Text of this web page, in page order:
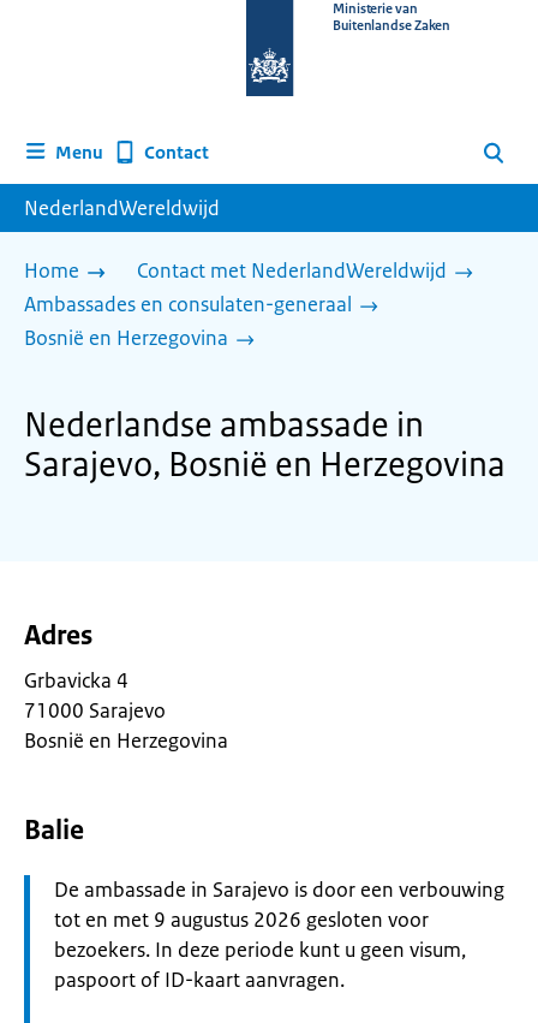
homepage
Ministerie van
Buitenlandse Zaken
Menu Contact Zoeken
NederlandWereldwijd
Home
Contact met NederlandWereldwijd
Ambassades en consulaten-generaal
Bosnië en Herzegovina
Nederlandse ambassade in
Sarajevo, Bosnië en Herzegovina
Adres
Grbavicka 4
71000 Sarajevo
Bosnië en Herzegovina
Balie
Let
op:
De ambassade in Sarajevo is door een verbouwing
tot en met 9 augustus 2026 gesloten voor
bezoekers. In deze periode kunt u geen visum,
paspoort of ID-kaart aanvragen.